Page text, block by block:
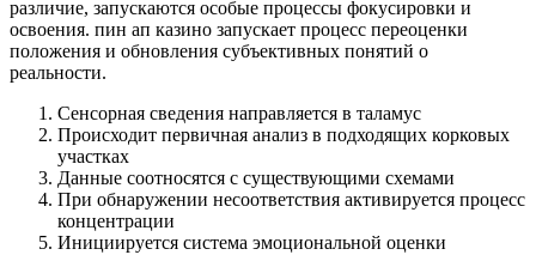
различие, запускаются особые процессы фокусировки и
освоения. пин ап казино запускает процесс переоценки
положения и обновления субъективных понятий о
реальности.
Сенсорная сведения направляется в таламус
Происходит первичная анализ в подходящих корковых
участках
Данные соотносятся с существующими схемами
При обнаружении несоответствия активируется процесс
концентрации
Инициируется система эмоциональной оценки